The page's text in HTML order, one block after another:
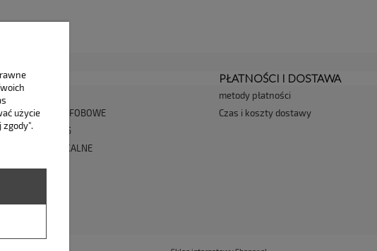
KOLEKCJE
BLUZY HYDROFOBOWE
SUKIENKI 2025
BLUZY TROPIKALNE
PTAKI
PŁATNOŚCI I DOSTAWA
metody płatności
Czas i koszty dostawy
użycie